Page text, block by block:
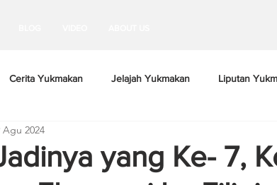
Cerita Yukmakan Jelajah Yukmakan Liputan
yang Ke- 7,
Agu 2024